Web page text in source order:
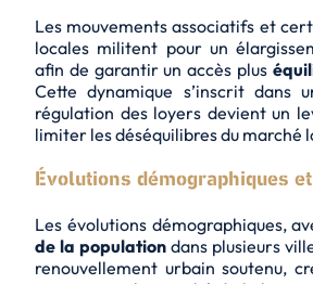
Les mouvements associatifs et
locales militent pour un
afin de garantir un accès plus
Cette dynamique s’inscrit dans
régulation des loyers devient un
limiter les déséquilibresdu marché
Évolutions démographiques
Les évolutions démographiques,
de la population dans plusieurs
renouvellement urbain soutenu,